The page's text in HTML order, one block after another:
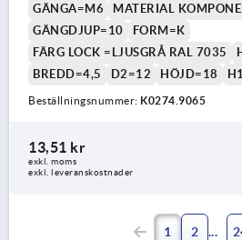
GÄNGA=M6
MATERIAL
GÄNGDJUP=10
FORM=K
FÄRG LOCK =LJUSGRÅ RAL 7035
BREDD=4,5
D2=12 HÖJD=18
Beställningsnummer: K0274.9065
13,51 kr
exkl. moms
exkl. leveranskostnader
1 2